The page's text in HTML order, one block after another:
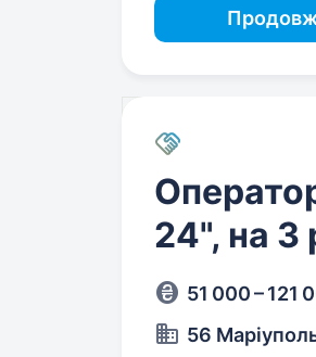
24", на 3
51 000 – 121
56